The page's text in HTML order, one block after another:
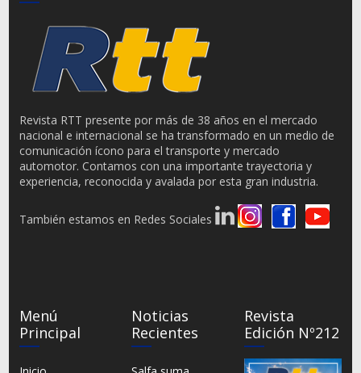
Revista RTT presente por más de 38 años en el mercado
nacional e internacional se ha transformado en un medio de
comunicación ícono para el transporte y mercado
automotor. Contamos con una importante trayectoria y
experiencia, reconocida y avalada por esta gran industria.
También estamos en Redes Sociales
Menú
Principal
Noticias
Recientes
Revista
Edición Nº212